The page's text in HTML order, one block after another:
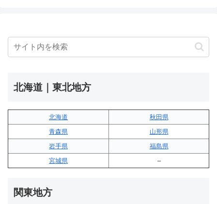
北海道｜東北地方
北海道
秋田県
青森県
山形県
岩手県
福島県
宮城県
–
関東地方